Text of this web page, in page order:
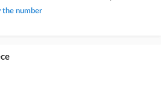
the number